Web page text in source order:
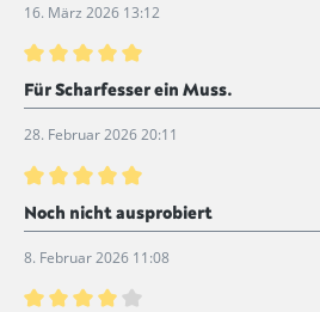
16. März 2026 13:12
Bewertung mit 5 von 5 Sternen
Für Scharfesser ein Muss.
28. Februar 2026 20:11
Bewertung mit 5 von 5 Sternen
Noch nicht ausprobiert
8. Februar 2026 11:08